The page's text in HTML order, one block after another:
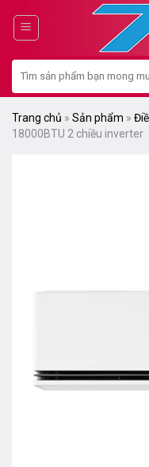
dung
kiếm:
Trang chủ » Sản phẩm »
18000BTU 2 chiều inverter